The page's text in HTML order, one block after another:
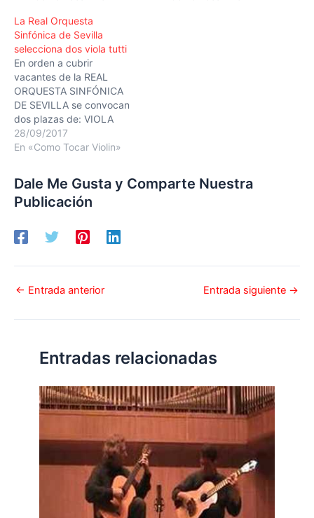
convocatoria, será
contratado y llevará a
cabo las funciones
propias de la plaza a la
que acceda,…
La Real Orquesta
Sinfónica de Sevilla
selecciona dos viola tutti
En orden a cubrir
vacantes de la REAL
ORQUESTA SINFÓNICA
DE SEVILLA se convocan
dos plazas de: VIOLA
TUTTI 2 plazas. Cierre de
inscripción: El plazo de
de noviembre de 2017.
Después de recibir la
parte de…
28/09/2017
En «Como Tocar Violin»
Dale Me Gusta y Comparte Nuestra
Publicación
← Entrada anterior Entrada siguiente →
Entradas relacionadas